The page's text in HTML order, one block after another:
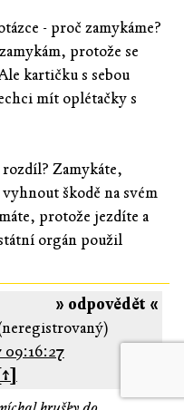
- proč zamykáme?
protože se
kartičku s sebou
mít oplétačky s
Zamykáte,
škodě na svém
protože jezdíte a
orgán použil
» odpovědět «
09:16:27